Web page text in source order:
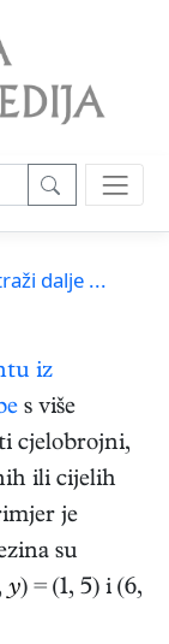
dalje ...
iz
s više
cjelobrojni,
ili cijelih
je
su
y) = (1, 5) i (6,